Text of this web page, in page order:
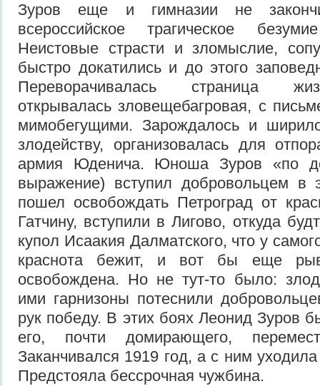
Зуров еще и гимназии не
всероссийское трагическое
Неистовые страсти и зломыслие,
быстро докатились и до этого
Переворачивалась стра­ница
открывалась зловеще­багровая, с
мимобегущими. Зарождалось и
злодейству, организовалась для
армия Юденича. Юноша Зуров «по
выражение) вступил доброволь­цем в
пошел освобождать Пет­роград от
Гатчину, всту­пили в Лигово, откуда
купол Исаакия Далматского, что у
краснота бежит, и вот бы еще
освобождена. Но не тут-то было:
ими гарнизоны потеснили
рук победу. В этих боях Леонид Зуров
его, почти домирающего,
Заканчивался 1919 год, а с ним
Предстояла бессрочная чужбина.